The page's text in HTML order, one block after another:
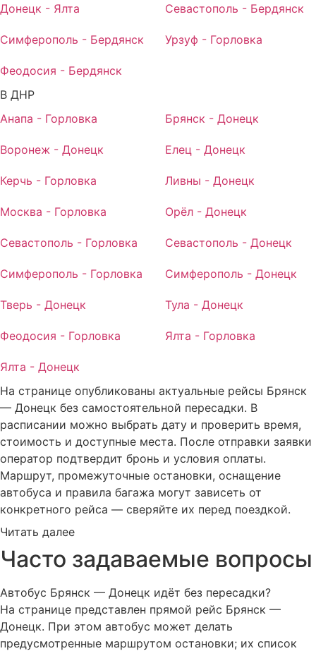
Донецк - Ялта Севастополь - Бердянск
Симферополь - Бердянск Урзуф - Горловка
Феодосия - Бердянск
В ДНР
Анапа - Горловка
Брянск - Донецк
Воронеж - Донецк Елец - Донецк
Керчь - Горловка Ливны - Донецк
Москва - Горловка Орёл - Донецк
Севастополь - Горловка Севастополь - Донецк
Симферополь - Горловка Симферополь - Донецк
Тверь - Донецк Тула - Донецк
Феодосия - Горловка Ялта - Горловка
Ялта - Донецк
На странице опубликованы актуальные рейсы Брянск
— Донецк без самостоятельной пересадки. В
расписании можно выбрать дату и проверить время,
стоимость и доступные места. После отправки заявки
оператор подтвердит бронь и условия оплаты.
Маршрут, промежуточные остановки, оснащение
автобуса и правила багажа могут зависеть от
конкретного рейса — сверяйте их перед поездкой.
Читать далее
Часто задаваемые вопросы
Автобус Брянск — Донецк идёт без пересадки?
На странице представлен прямой рейс Брянск —
Донецк. При этом автобус может делать
предусмотренные маршрутом остановки; их список